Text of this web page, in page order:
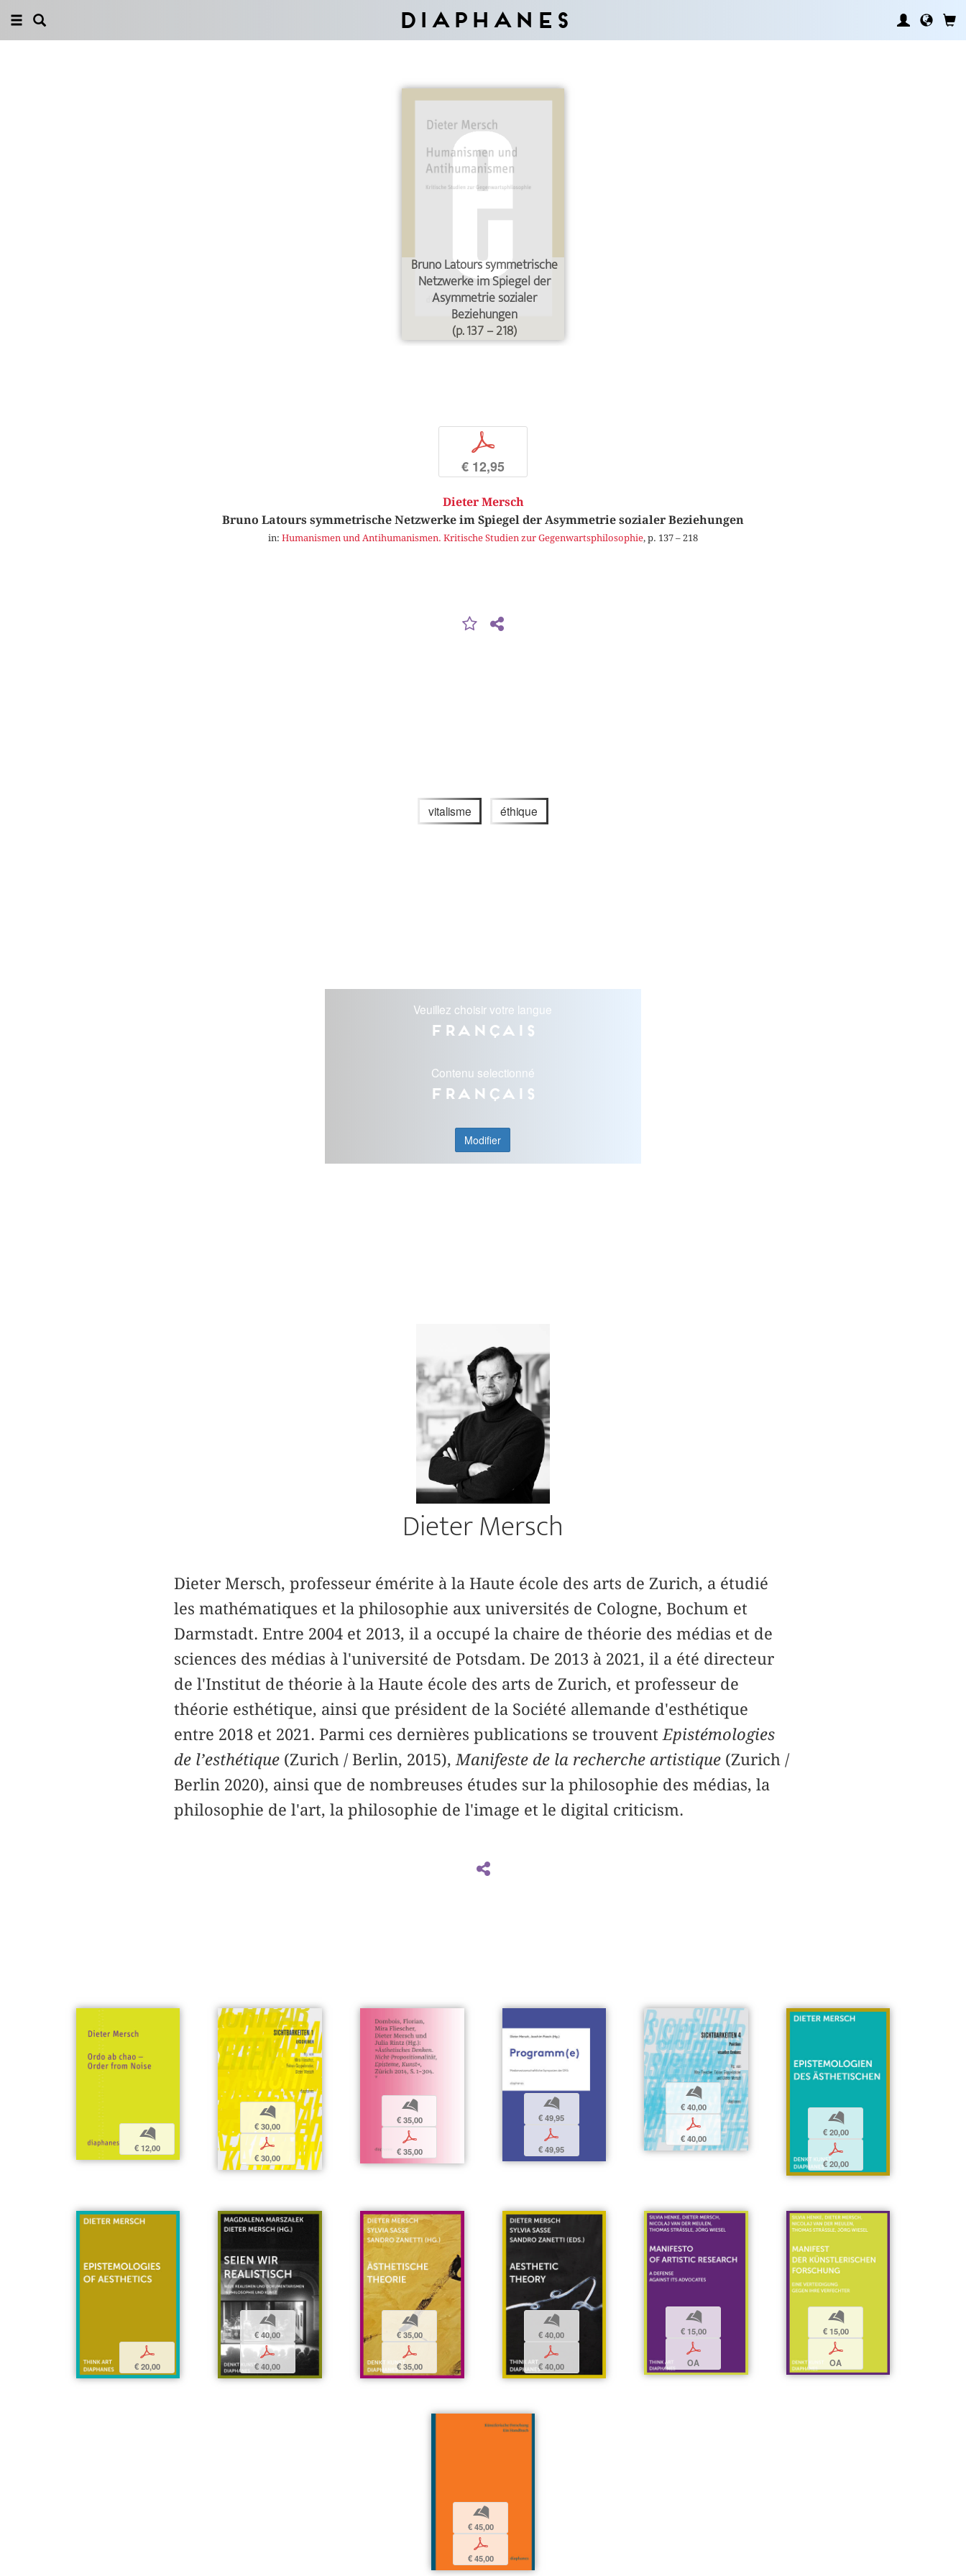
Diaphanes
Bruno Latours symmetrische
Netzwerke im Spiegel der
Asymmetrie sozialer
Beziehungen
(p. 137 – 218)
p
€ 12,95
Dieter Mersch
Bruno Latours symmetrische Netzwerke im Spiegel der Asymmetrie sozialer Beziehungen
in: Humanismen und Antihumanismen. Kritische Studien zur Gegenwartsphilosophie, p. 137 – 218
vitalisme éthique
Veuillez choisir votre langue
Français
Contenu selectionné
Français
Modifier
Dieter Mersch
Dieter Mersch, professeur émérite à la Haute école des arts de Zurich, a étudié
les mathématiques et la philosophie aux universités de Cologne, Bochum et
Darmstadt. Entre 2004 et 2013, il a occupé la chaire de théorie des médias et de
sciences des médias à l'université de Potsdam. De 2013 à 2021, il a été directeur
de l'Institut de théorie à la Haute école des arts de Zurich, et professeur de
théorie esthétique, ainsi que président de la Société allemande d'esthétique
entre 2018 et 2021. Parmi ces dernières publications se trouvent Epistémologies
de l’esthétique(Zurich / Berlin, 2015), Manifeste de la recherche artistique(Zurich /
Berlin 2020), ainsi que de nombreuses études sur la philosophie des médias, la
philosophie de l'art, la philosophie de l'image et le digital criticism.
b
€ 12,00
b
€ 30,00
p
€ 30,00
b
€ 35,00
p
€ 35,00
b
€ 49,95
p
€ 49,95
b
€ 40,00
p
€ 40,00
b
€ 20,00
p
€ 20,00
p
€ 20,00
b
€ 40,00
p
€ 40,00
b
€ 35,00
p
€ 35,00
b
€ 40,00
p
€ 40,00
b
€ 15,00
p
OA
b
€ 15,00
p
OA
b
€ 45,00
p
€ 45,00